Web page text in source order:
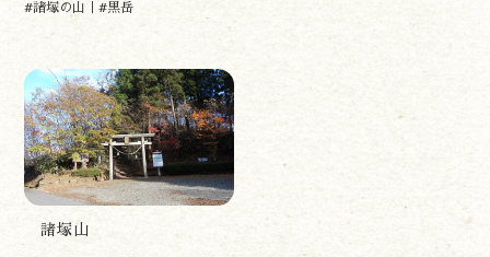
#諸塚の山
#黒岳
諸塚山